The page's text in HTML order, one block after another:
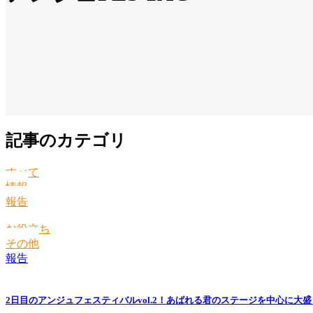
記事のカテゴリ
すべて
情報
報告
お役立ち
その他
報告
2日目のアンジュフェスティバルvol.2！あばれる君のステージを中心に大盛